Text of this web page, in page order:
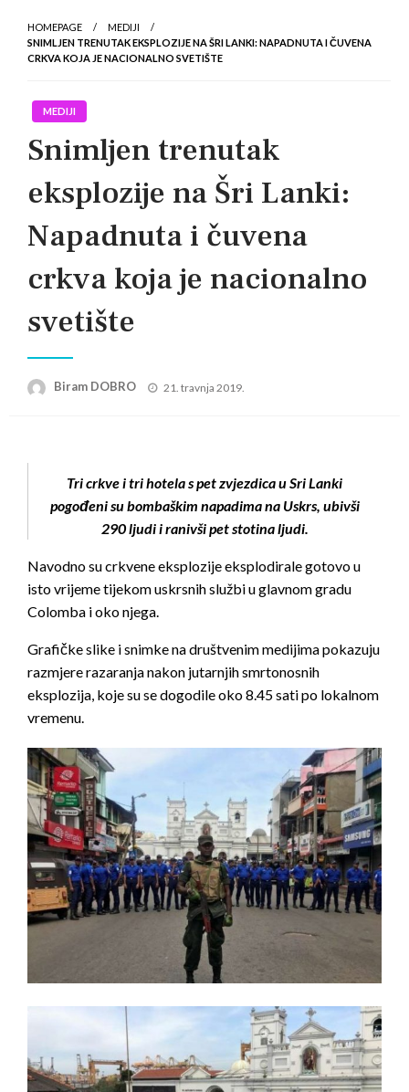
HOMEPAGE
MEDIJI
SNIMLJEN TRENUTAK EKSPLOZIJE NA ŠRI LANKI: NAPADNUTA I ČUVENA
CRKVA KOJA JE NACIONALNO SVETIŠTE
MEDIJI
Snimljen trenutak
eksplozije na Šri Lanki:
Napadnuta i čuvena
crkva koja je nacionalno
svetište
Biram DOBRO
Posted
21. travnja 2019.
Tri crkve i tri hotela s pet zvjezdica u Sri Lanki
pogođeni su bombaškim napadima na Uskrs, ubivši
290 ljudi i ranivši pet stotina ljudi.
Navodno su crkvene eksplozije eksplodirale gotovo u
isto vrijeme tijekom uskrsnih službi u glavnom gradu
Colomba i oko njega.
Grafičke slike i snimke na društvenim medijima pokazuju
razmjere razaranja nakon jutarnjih smrtonosnih
eksplozija, koje su se dogodile oko 8.45 sati po lokalnom
vremenu.